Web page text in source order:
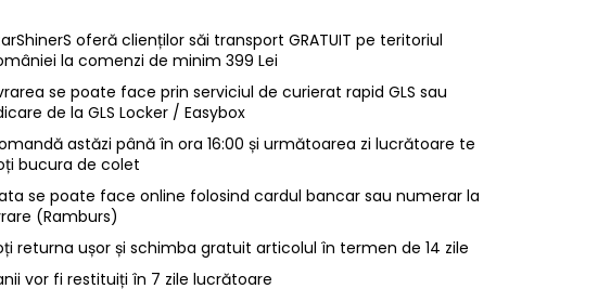
oferă clienților săi transport GRATUIT pe teritoriul
la comenzi de minim 399 Lei
se poate face prin serviciul de curierat rapid GLS sau
de la GLS Locker / Easybox
astăzi până în ora 16:00 și următoarea zi lucrătoare te
bucura de colet
se poate face online folosind cardul bancar sau numerar la
(Ramburs)
returna ușor și schimba gratuit articolul în termen de 14 zile
vor fi restituiți în 7 zile lucrătoare